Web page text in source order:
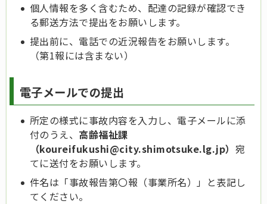
個人情報を多く含むため、配達の記録が確認でき
る郵送方法で提出をお願いします。
提出前に、電話での近況報告をお願いします。
（第1報には含まない）
電子メールでの提出
所定の様式に事故内容を入力し、電子メールに添
付のうえ、 高齢福祉課
（koureifukushi@city.shimotsuke.lg.jp） 宛
てに送付をお願いします。
件名は「事故報告第〇報（事業所名）」と表記し
てください。